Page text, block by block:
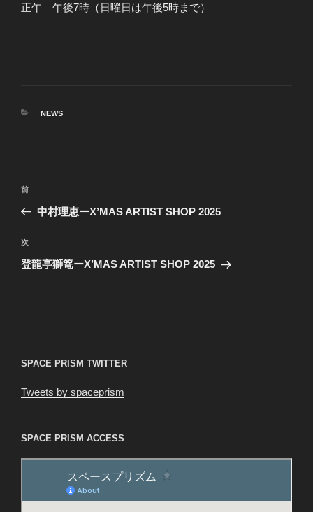
正午―午後7時（日曜日は午後5時まで）
カ
NEWS
投
ビ
ゲ
前
の
稿
前
中村理恵ーX’MAS ARTIST SHOP 2025
次
の
次
登龍亭獅篭ーX’MAS ARTIST SHOP 2025
SPACE PRISM TWITTER
Tweets by spaceprism
SPACE PRISM ACCESS